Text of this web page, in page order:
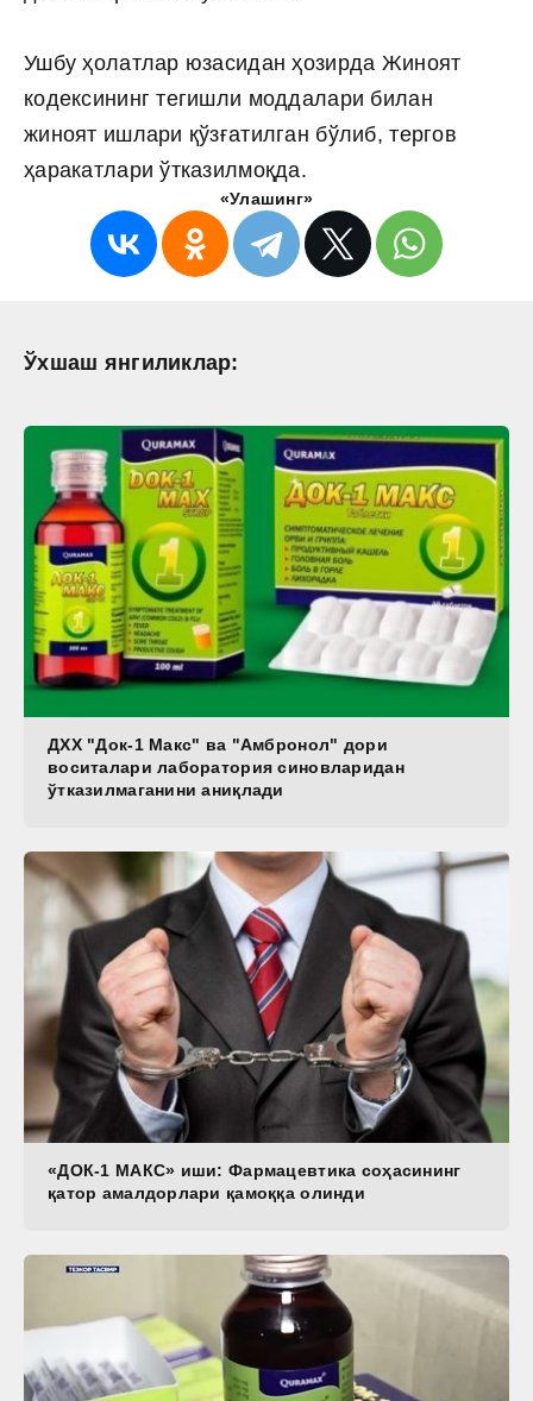
Ушбу ҳолатлар юзасидан ҳозирда Жиноят
кодексининг тегишли моддалари билан
жиноят ишлари қўзғатилган бўлиб, тергов
ҳаракатлари ўтказилмоқда.
«Улашинг»
Ўхшаш янгиликлар:
ДХХ "Док-1 Макс" ва "Амбронол" дори
воситалари лаборатория синовларидан
ўтказилмаганини аниқлади
«ДОК-1 МАКС» иши: Фармацевтика соҳасининг
қатор амалдорлари қамоққа олинди